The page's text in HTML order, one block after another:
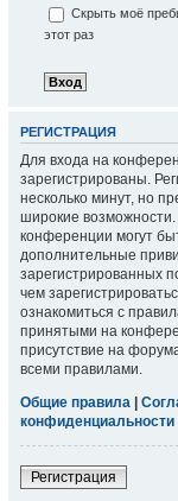
Скрыть моё
этот раз
РЕГИСТРАЦИЯ
Для входа на
зарегистрированы.
несколько минут, но
широкие
конференции могут
дополнительные
зарегистрированных
чем
ознакомиться с
принятыми на
присутствие на
всеми правилами.
Общие правила |
конфиденциальности
Регистрация